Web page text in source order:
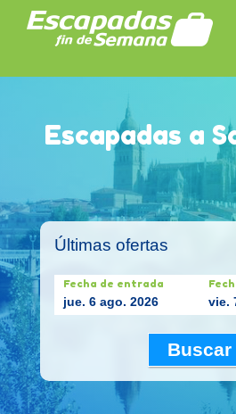
Escapadas a
Últimas ofertas
Fecha de entrada
jue. 6 ago. 2026 vie.